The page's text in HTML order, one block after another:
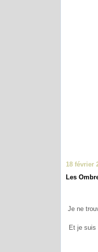
18 février
Les
Je ne
Et je suis